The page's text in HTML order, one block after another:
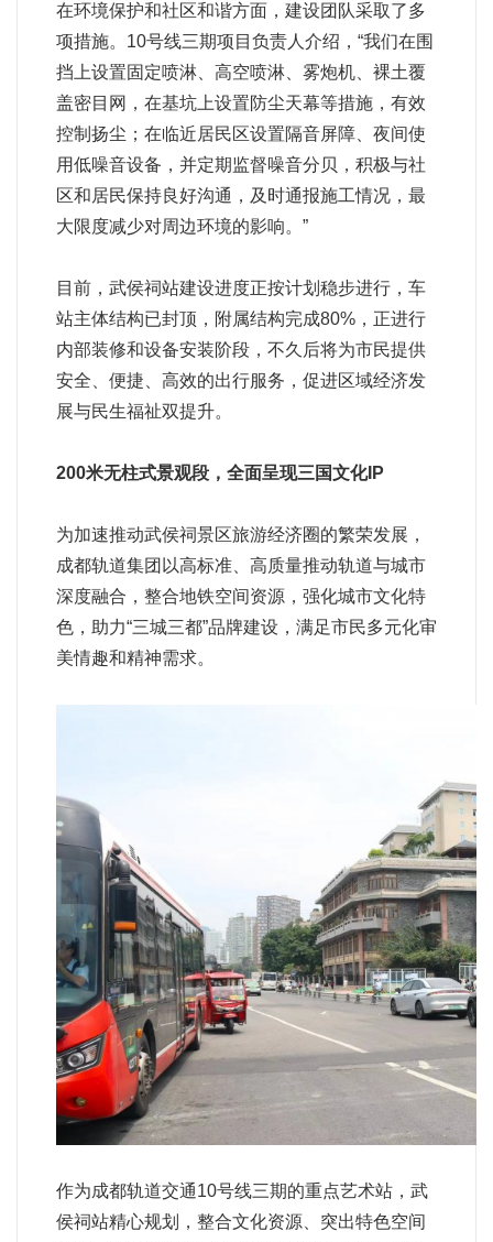
在环境保护和社区和谐方面，建设团队采取了多
项措施。10号线三期项目负责人介绍，“我们在围
挡上设置固定喷淋、高空喷淋、雾炮机、裸土覆
盖密目网，在基坑上设置防尘天幕等措施，有效
控制扬尘；在临近居民区设置隔音屏障、夜间使
用低噪音设备，并定期监督噪音分贝，积极与社
区和居民保持良好沟通，及时通报施工情况，最
大限度减少对周边环境的影响。”
目前，武侯祠站建设进度正按计划稳步进行，车
站主体结构已封顶，附属结构完成80%，正进行
内部装修和设备安装阶段，不久后将为市民提供
安全、便捷、高效的出行服务，促进区域经济发
展与民生福祉双提升。
200米无柱式景观段，全面呈现三国文化IP
为加速推动武侯祠景区旅游经济圈的繁荣发展，
成都轨道集团以高标准、高质量推动轨道与城市
深度融合，整合地铁空间资源，强化城市文化特
色，助力“三城三都”品牌建设，满足市民多元化审
美情趣和精神需求。
作为成都轨道交通10号线三期的重点艺术站，武
侯祠站精心规划，整合文化资源、突出特色空间